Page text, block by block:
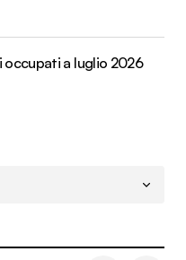
occupati a luglio 2026